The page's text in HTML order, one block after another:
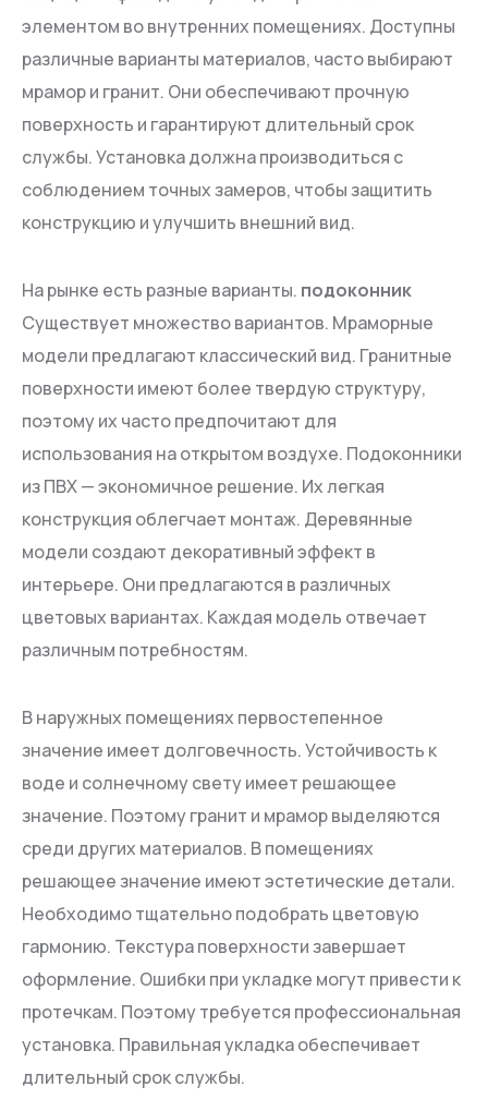
элементом во внутренних помещениях. Доступны
различные варианты материалов, часто выбирают
мрамор и гранит. Они обеспечивают прочную
поверхность и гарантируют длительный срок
службы. Установка должна производиться с
соблюдением точных замеров, чтобы защитить
конструкцию и улучшить внешний вид.
На рынке есть разные варианты. подоконник
Существует множество вариантов. Мраморные
модели предлагают классический вид. Гранитные
поверхности имеют более твердую структуру,
поэтому их часто предпочитают для
использования на открытом воздухе. Подоконники
из ПВХ — экономичное решение. Их легкая
конструкция облегчает монтаж. Деревянные
модели создают декоративный эффект в
интерьере. Они предлагаются в различных
цветовых вариантах. Каждая модель отвечает
различным потребностям.
В наружных помещениях первостепенное
значение имеет долговечность. Устойчивость к
воде и солнечному свету имеет решающее
значение. Поэтому гранит и мрамор выделяются
среди других материалов. В помещениях
решающее значение имеют эстетические детали.
Необходимо тщательно подобрать цветовую
гармонию. Текстура поверхности завершает
оформление. Ошибки при укладке могут привести к
протечкам. Поэтому требуется профессиональная
установка. Правильная укладка обеспечивает
длительный срок службы.